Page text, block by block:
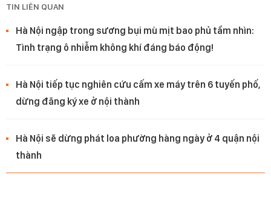
TIN LIÊN QUAN
Hà Nội ngập trong sương bụi mù mịt bao phủ tầm nhìn:
Tình trạng ô nhiễm không khí đáng báo động!
Hà Nội tiếp tục nghiên cứu cấm xe máy trên 6 tuyến phố,
dừng đăng ký xe ở nội thành
Hà Nội sẽ dừng phát loa phường hàng ngày ở 4 quận nội
thành